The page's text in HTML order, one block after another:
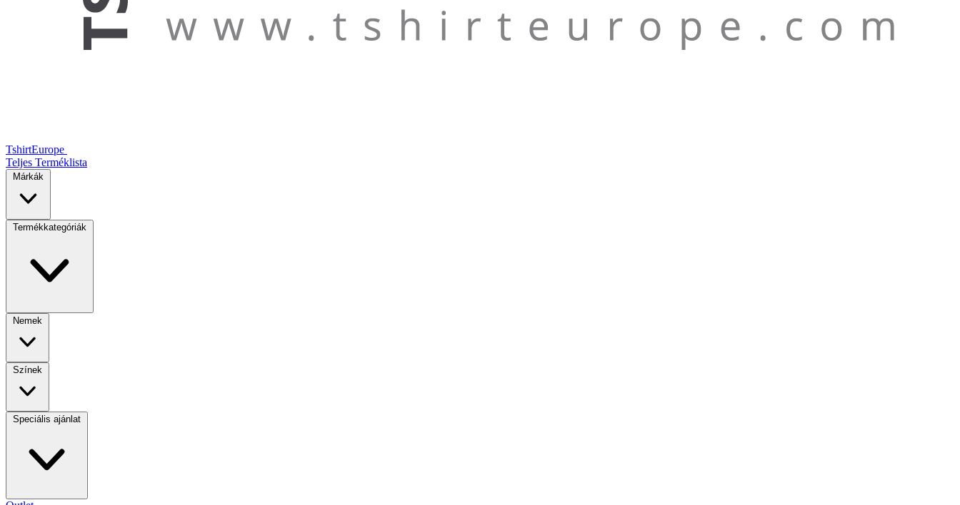
TshirtEurope
Teljes Terméklista
Márkák
Termékkategóriák
Nemek
Színek
Speciális ajánlat